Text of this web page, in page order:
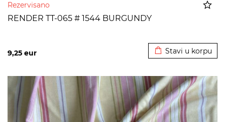
Rezervisano
RENDER TT-065 # 1544 BURGUNDY
9,25 eur Stavi u korpu